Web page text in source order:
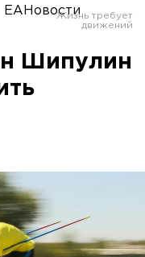
ЕАНовости
Шипулин